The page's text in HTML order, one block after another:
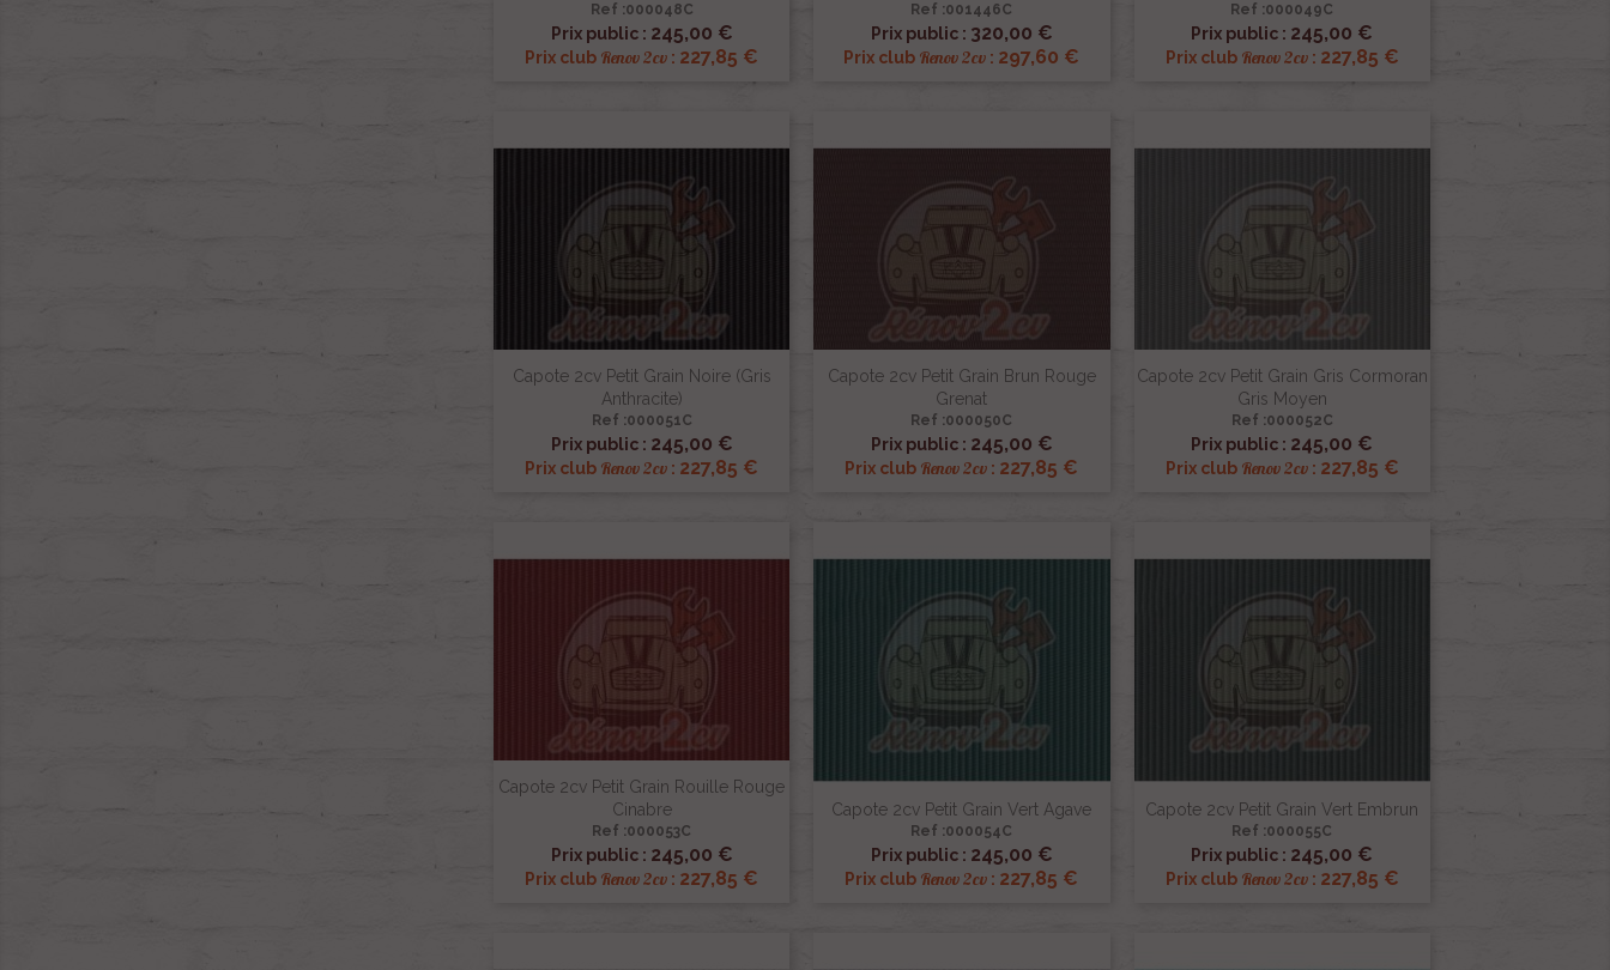
Ref :000048C
Prix public : 245,00 €
Prix club Renov 2cv : 227,85 €
 Aperçu rapide
Ref :001446C
Prix public : 320,00 €
Prix club Renov 2cv : 297,60 €
 Aperçu rapide
Ref :000049C
Prix public : 245,00 €
Prix club Renov 2cv: 227,85 €
 Aperçu rapide
Capote 2cv Petit Grain Noire (gris
Anthracite)
Ref :000051C
Prix public : 245,00 €
Prix club Renov 2cv : 227,85 €
 Aperçu rapide
Capote 2cv Petit Grain Brun Rouge
Grenat
Ref :000050C
Prix public : 245,00 €
Prix club Renov 2cv : 227,85 €
 Aperçu rapide
Capote 2cv Petit Grain Gris Cormoran
Gris Moyen
Ref :000052C
Prix public : 245,00 €
Prix club Renov 2cv: 227,85 €
 Aperçu rapide
Capote 2cv Petit Grain Rouille Rouge
Cinabre
Ref :000053C
Prix public : 245,00 €
Prix club Renov 2cv : 227,85 €
 Aperçu rapide
Capote 2cv Petit Grain Vert Agave
Ref :000054C
Prix public : 245,00 €
Prix club Renov 2cv : 227,85 €
 Aperçu rapide
Capote 2cv Petit Grain Vert Embrun
Ref :000055C
Prix public : 245,00 €
Prix club Renov 2cv: 227,85 €
 Aperçu rapide